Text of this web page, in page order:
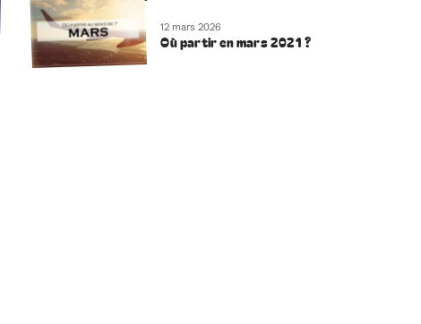
12 mars 2026
Où partir en mars 2021 ?